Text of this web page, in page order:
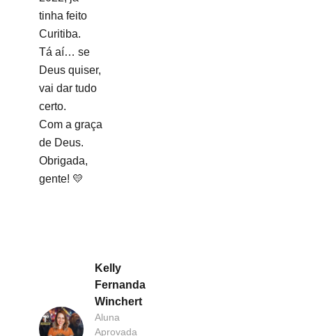
tinha feito
Curitiba.
Tá aí… se
Deus quiser,
vai dar tudo
certo.
Com a graça
de Deus.
Obrigada,
gente! 💛
Kelly
Fernanda
Winchert
Aluna
Aprovada